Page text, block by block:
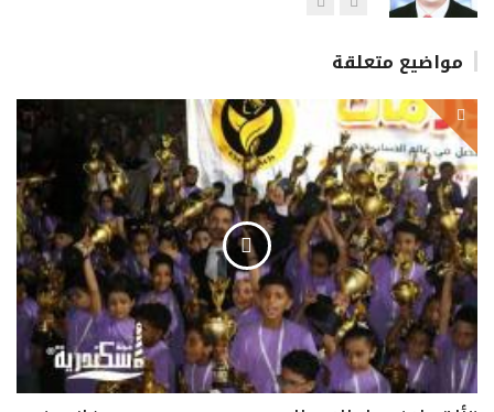
مواضيع متعلقة